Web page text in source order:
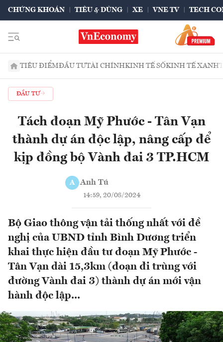
CHỨNG KHOÁN TIÊU & DÙNG XE VNE TV TECH
TIÊU ĐIỂMĐẦU TƯTÀI CHÍNHKINH TẾ SỐKINH TẾ XANH
ĐẦU TƯ
Tách đoạn Mỹ Phước - Tân Vạn
thành dự án độc lập, nâng cấp để
kịp đồng bộ Vành đai 3 TP.HCM
A Anh Tú
14:59, 20/08/2024
Bộ Giao thông vận tải thống nhất với đề
nghị của UBND tỉnh Bình Dương triển
khai thực hiện đầu tư đoạn Mỹ Phước -
Tân Vạn dài 15,3km (đoạn đi trùng với
đường Vành đai 3) thành dự án mới vận
hành độc lập...